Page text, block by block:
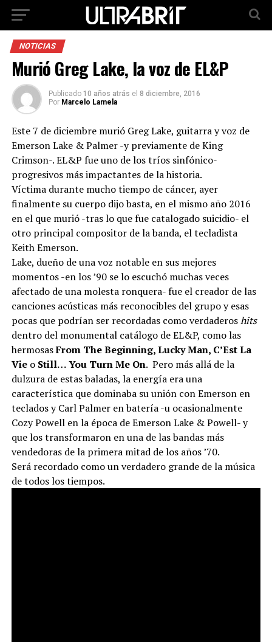
NOTICIAS
Murió Greg Lake, la voz de EL&P
Publicado 10 años atrás el 8 diciembre, 2016
Por Marcelo Lamela
Este 7 de diciembre murió Greg Lake, guitarra y voz de
Emerson Lake & Palmer -y previamente de King
Crimson-. EL&P fue uno de los tríos sinfónico-
progresivos más impactantes de la historia.
Víctima durante mucho tiempo de cáncer, ayer
finalmente su cuerpo dijo basta, en el mismo año 2016
en el que murió -tras lo que fue catalogado suicidio- el
otro principal compositor de la banda, el tecladista
Keith Emerson.
Lake, dueño de una voz notable en sus mejores
momentos -en los ’90 se lo escuchó muchas veces
afectado de una molesta ronquera- fue el creador de las
canciones acústicas más reconocibles del grupo y esas
pocas que podrían ser recordadas como verdaderoshits
dentro del monumental catálogo de EL&P, como las
hermosasFrom The Beginning, Lucky Man, C’Est La
Vie oStill… You Turn Me On. Pero más allá de la
dulzura de estas baladas, la energía era una
característica que dominaba su unión con Emerson en
teclados y Carl Palmer en batería -u ocasionalmente
Cozy Powell en la época de Emerson Lake & Powell- y
que los transformaron en una de las bandas más
vendedoras de la primera mitad de los años ’70.
Será recordado como un verdadero grande de la música
de todos los tiempos.